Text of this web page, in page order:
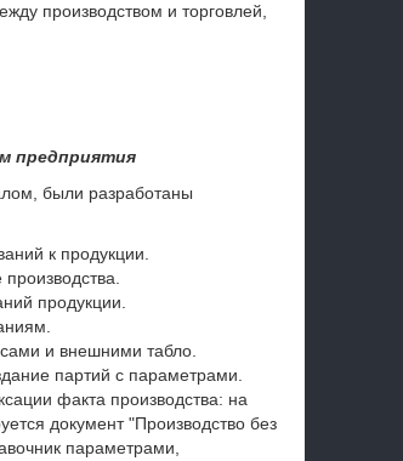
производством и торговлей,
предприятия
были разработаны
к продукции.
продукции.
и внешними табло.
партий с параметрами.
факта производства: на
документ "Производство без
параметрами,